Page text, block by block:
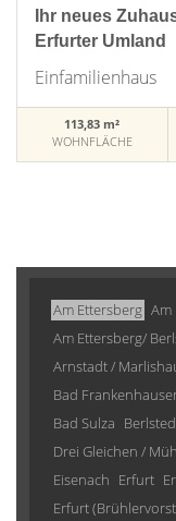
Ihr neues
Erfurter Umland
Einfamilienhaus
113,83 m²
WOHNFLÄCHE
Am Ettersberg Am
Am Ettersberg/
Arnstadt /
Bad
Bad Sulza
Drei Gleichen /
Eisenach Erfurt
Erfurt